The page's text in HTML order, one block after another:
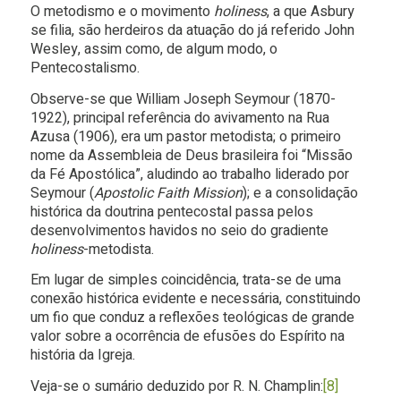
O metodismo e o movimento holiness, a que Asbury
se filia, são herdeiros da atuação do já referido John
Wesley, assim como, de algum modo, o
Pentecostalismo.
Observe-se que William Joseph Seymour (1870-
1922), principal referência do avivamento na Rua
Azusa (1906), era um pastor metodista; o primeiro
nome da Assembleia de Deus brasileira foi “Missão
da Fé Apostólica”, aludindo ao trabalho liderado por
Seymour (Apostolic Faith Mission); e a consolidação
histórica da doutrina pentecostal passa pelos
desenvolvimentos havidos no seio do gradiente
holiness-metodista.
Em lugar de simples coincidência, trata-se de uma
conexão histórica evidente e necessária, constituindo
um fio que conduz a reflexões teológicas de grande
valor sobre a ocorrência de efusões do Espírito na
história da Igreja.
Veja-se o sumário deduzido por R. N. Champlin:[8]